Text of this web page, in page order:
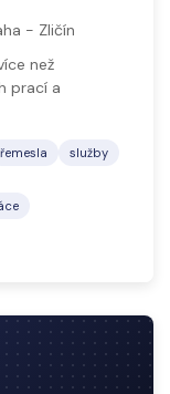
- Zličín
než
prací a
řemesla
služby